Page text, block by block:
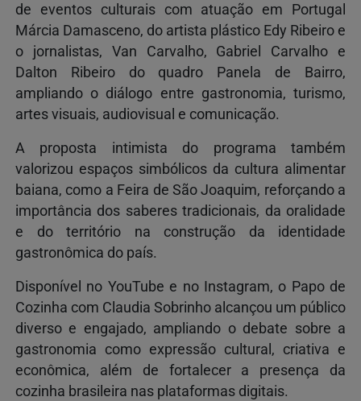
de eventos culturais com atuação em Portugal
Márcia Damasceno, do artista plástico Edy Ribeiro e
o jornalistas, Van Carvalho, Gabriel Carvalho e
Dalton Ribeiro do quadro Panela de Bairro,
ampliando o diálogo entre gastronomia, turismo,
artes visuais, audiovisual e comunicação.
A proposta intimista do programa também
valorizou espaços simbólicos da cultura alimentar
baiana, como a Feira de São Joaquim, reforçando a
importância dos saberes tradicionais, da oralidade
e do território na construção da identidade
gastronômica do país.
Disponível no YouTube e no Instagram, o Papo de
Cozinha com Claudia Sobrinho alcançou um público
diverso e engajado, ampliando o debate sobre a
gastronomia como expressão cultural, criativa e
econômica, além de fortalecer a presença da
cozinha brasileira nas plataformas digitais.